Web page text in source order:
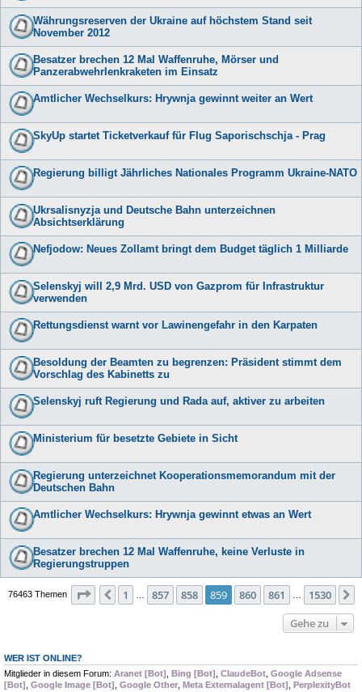
Währungsreserven der Ukraine auf höchstem Stand seit
November 2012
Besatzer brechen 12 Mal Waffenruhe, Mörser und
Panzerabwehrlenkraketen im Einsatz
Amtlicher Wechselkurs: Hrywnja gewinnt weiter an Wert
SkyUp startet Ticketverkauf für Flug Saporischschja - Prag
Regierung billigt Jährliches Nationales Programm Ukraine-NATO
Ukrsalisnyzja und Deutsche Bahn unterzeichnen
Absichtserklärung
Nefjodow: Neues Zollamt bringt dem Budget täglich 1 Milliarde
Selenskyj will 2,9 Mrd. USD von Gazprom für Infrastruktur
verwenden
Rettungsdienst warnt vor Lawinengefahr in den Karpaten
Besoldung der Beamten zu begrenzen: Präsident stimmt dem
Vorschlag des Kabinetts zu
Selenskyj ruft Regierung und Rada auf, aktiver zu arbeiten
Ministerium für besetzte Gebiete in Sicht
Regierung unterzeichnet Kooperationsmemorandum mit der
Deutschen Bahn
Amtlicher Wechselkurs: Hrywnja gewinnt etwas an Wert
Besatzer brechen 12 Mal Waffenruhe, keine Verluste in
Regierungstruppen
76463 Themen Seite 859 von1530
Vorherige
1 857 858 859 860 861 1530
Gehe zu
WER IST ONLINE?
Mitglieder in diesem Forum: Aranet [Bot] Bing [Bot] ClaudeBot Google Adsense
[Bot] Google Image [Bot] Google Other Meta Externalagent [Bot] PerplexityBot